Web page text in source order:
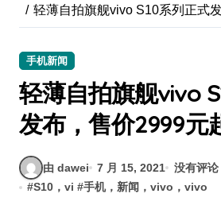
轻薄自拍旗舰vivo S10系列正式
手机新闻
轻薄自拍旗舰vivo
发布，售价2999元
由 dawei 7 月 15, 2021
没有评论
#S10，vi #手机，新闻，vivo，vivo